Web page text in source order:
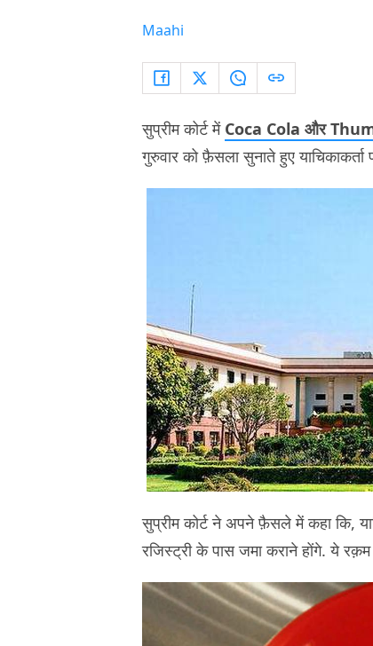
Maahi
सुप्रीम कोर्ट में Coca Cola और
गुरुवार को फ़ैसला सुनाते हुए
सुप्रीम कोर्ट ने अपने फ़ैसले में कहा कि,
रजिस्ट्री के पास जमा कराने होंगे. ये रक़म